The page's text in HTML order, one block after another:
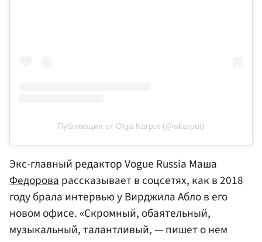
Публикация от Olga Karput (@okarput)
Экс-главный редактор Vogue Russia Маша
Федороварассказывает в соцсетях, как в 2018
году брала интервью у Вирджила Абло в его
новом офисе. «Скромный, обаятельный,
музыкальный, талантливый, — пишет о нем